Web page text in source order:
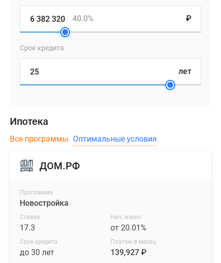
₽
40.0%
Срок кредита
лет
Ипотека
Все программы Оптимальные условия
ДОМ.РФ
Программа
Новостройка
Ставка
17.3
Нач. взнос
от 20.01%
Срок кредита
до 30 лет
Платеж в месяц
139,927 ₽